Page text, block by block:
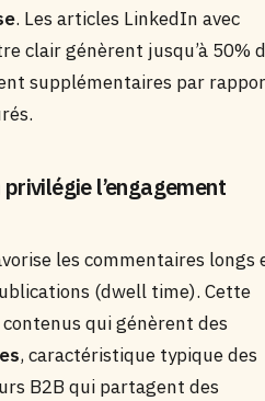
. Les articles LinkedIn avec
clair génèrent jusqu’à 50%
supplémentaires par
l’engagement
les commentaires longs
(dwell time). Cette
qui génèrent des
, caractéristique typique des
B2B qui partagent des